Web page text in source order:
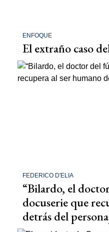
ENFOQUE
El extraño caso
FEDERICO D'ELIA
“Bilardo, el
docuserie que
detrás del